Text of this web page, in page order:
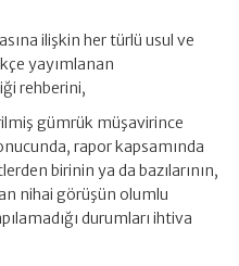
ilişkin her türlü usul ve
yayımlanan
rehberini,
gümrük müşavirince
rapor kapsamında
birinin ya da bazılarının,
nihai görüşün olumlu
durumları ihtiva